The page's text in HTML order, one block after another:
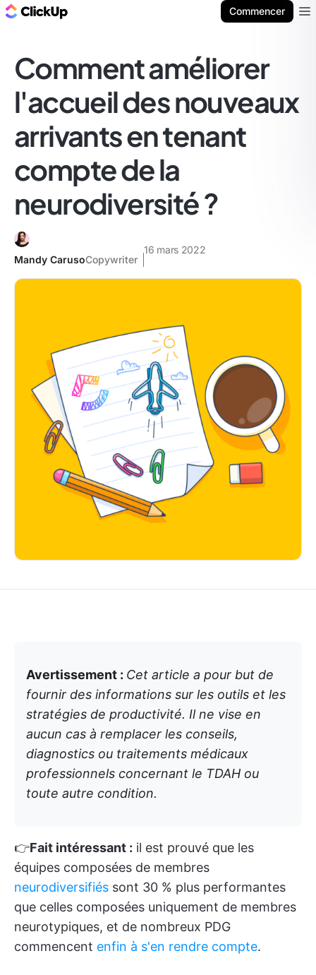
Commencer
Comment améliorer
l'accueil des nouveaux
arrivants en tenant
compte de la
neurodiversité ?
Mandy CarusoCopywriter
16 mars 2022
Avertissement : Cet article a pour but de
fournir des informations sur les outils et les
stratégies de productivité. Il ne vise en
aucun cas à remplacer les conseils,
diagnostics ou traitements médicaux
professionnels concernant le TDAH ou
toute autre condition.
👉Fait intéressant : il est prouvé que les
équipes composées de membres
neurodiversifiés sont 30 % plus performantes
que celles composées uniquement de membres
neurotypiques, et de nombreux PDG
commencent enfin à s'en rendre compte.